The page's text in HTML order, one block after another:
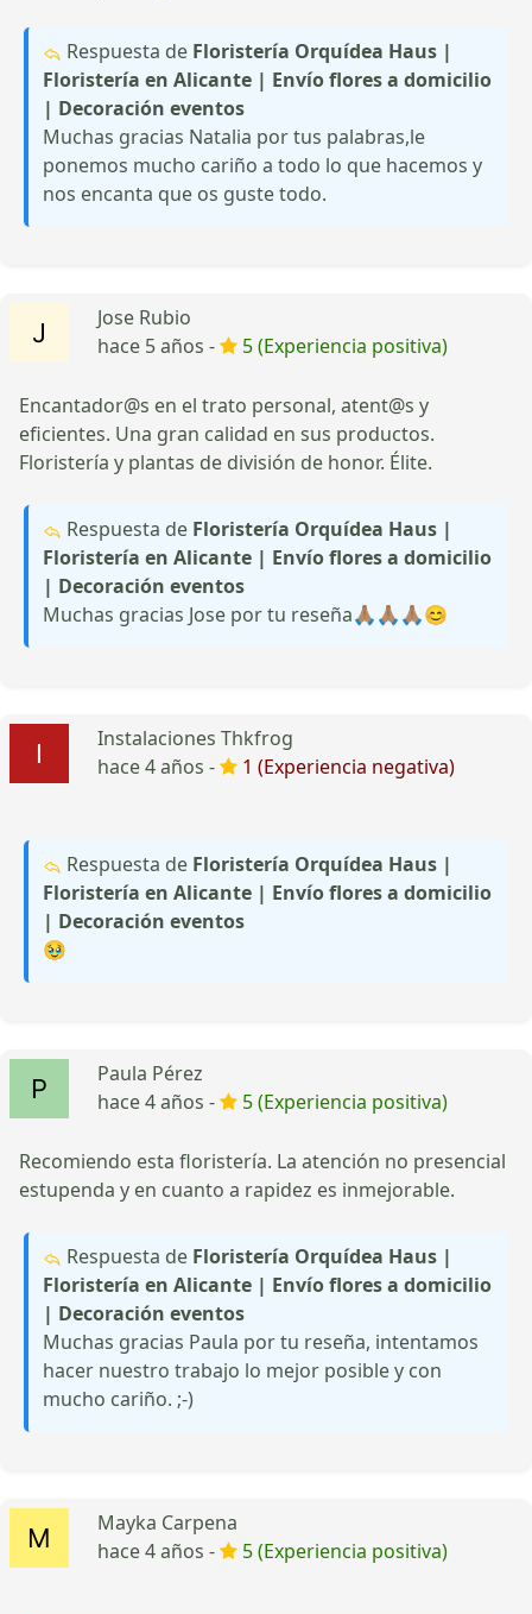
Respuesta de Floristería Orquídea Haus |
Floristería en Alicante | Envío flores a domicilio
| Decoración eventos
Muchas gracias Natalia por tus palabras,le
ponemos mucho cariño a todo lo que hacemos y
nos encanta que os guste todo.
Jose Rubio
hace 5 años -
5 (Experiencia positiva)
Encantador@s en el trato personal, atent@s y
eficientes. Una gran calidad en sus productos.
Floristería y plantas de división de honor. Élite.
Respuesta de Floristería Orquídea Haus |
Floristería en Alicante | Envío flores a domicilio
| Decoración eventos
Muchas gracias Jose por tu reseña🙏🏽🙏🏽🙏🏽😊
Instalaciones Thkfrog
hace 4 años -
1 (Experiencia negativa)
Respuesta de Floristería Orquídea Haus |
Floristería en Alicante | Envío flores a domicilio
| Decoración eventos
🥹
Paula Pérez
hace 4 años -
5 (Experiencia positiva)
Recomiendo esta floristería. La atención no presencial
estupenda y en cuanto a rapidez es inmejorable.
Respuesta de Floristería Orquídea Haus |
Floristería en Alicante | Envío flores a domicilio
| Decoración eventos
Muchas gracias Paula por tu reseña, intentamos
hacer nuestro trabajo lo mejor posible y con
mucho cariño. ;-)
Mayka Carpena
hace 4 años -
5 (Experiencia positiva)